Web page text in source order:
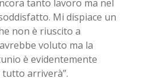
tanto lavoro ma nel
Mi dispiace un
non è riuscito a
voluto ma la
è evidentemente
arriverà”.